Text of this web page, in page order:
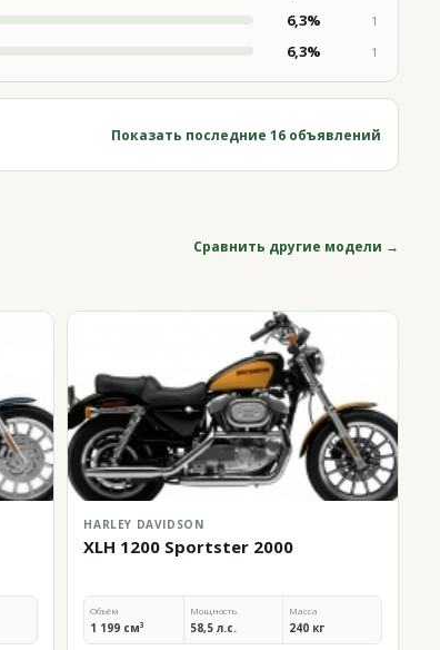
6,3%
1
6,3% 1
Показать последние 16 объявлений
Сравнить другие модели →
HARLEY DAVIDSON
XLH 1200 Sportster 2000
Объём
1 199 см³
Мощность
58,5 л.с.
Масса
240 кг